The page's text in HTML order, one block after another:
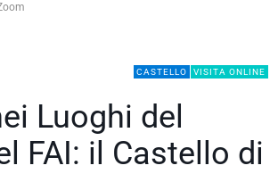
CASTELLO VISITA ONLINE
Luoghi del
FAI: il Castello di